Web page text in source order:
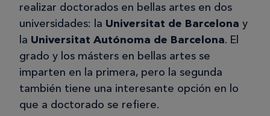
realizar doctorados en bellas artes en dos
universidades: la Universitat de Barcelona y
la Universitat Autónoma de Barcelona. El
grado y los másters en bellas artes se
imparten en la primera, pero la segunda
también tiene una interesante opción en lo
que a doctorado se refiere.